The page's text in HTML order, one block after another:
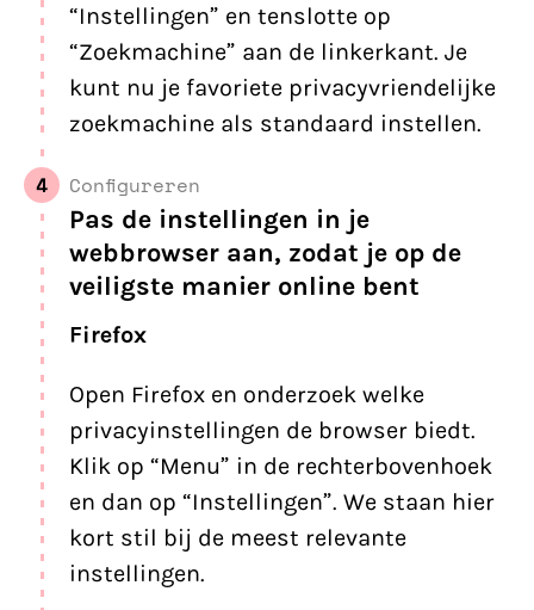
“Instellingen” en tenslotte op
“Zoekmachine” aan de linkerkant. Je
kunt nu je favoriete privacyvriendelijke
zoekmachine als standaard instellen.
4 Configureren
Pas de instellingen in je
webbrowser aan, zodat je op de
veiligste manier online bent
Firefox
Open Firefox en onderzoek welke
privacyinstellingen de browser biedt.
Klik op “Menu” in de rechterbovenhoek
en dan op “Instellingen”. We staan hier
kort stil bij de meest relevante
instellingen.